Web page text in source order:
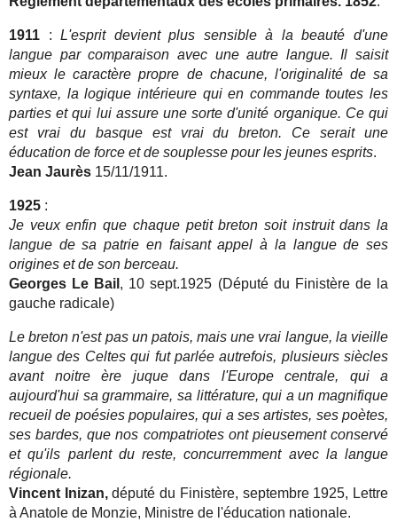
1911 :L'esprit devient plus sensible à la beauté d'une
langue par comparaison avec une autre langue. Il saisit
mieux le caractère propre de chacune, l'originalité de sa
syntaxe, la logique intérieure qui en commande toutes les
parties et qui lui assure une sorte d'unité organique. Ce qui
est vrai du basque est vrai du breton. Ce serait une
éducation de force et de souplesse pour les jeunes esprits.
Jean Jaurès 15/11/1911.
1925 :
Je veux enfin que chaque petit breton soit instruit dans la
langue de sa patrie en faisant appel à la langue de ses
origines et de son berceau.
Georges Le Bail , 10 sept.1925 (Député du Finistère de la
gauche radicale)
Le breton n'est pas un patois, mais une vrai langue, la vieille
langue des Celtes qui fut parlée autrefois, plusieurs siècles
avant noitre ère juque dans l'Europe centrale, qui a
aujourd'hui sa grammaire, sa littérature, qui a un magnifique
recueil de poésies populaires, qui a ses artistes, ses poètes,
ses bardes, que nos compatriotes ont pieusement conservé
et qu'ils parlent du reste, concurremment avec la langue
régionale.
Vincent Inizan,député du Finistère, septembre 1925, Lettre
à Anatole de Monzie, Ministre de l'éducation nationale.